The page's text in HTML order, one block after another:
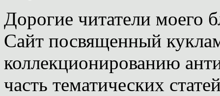
Дорогие читатели моего
Сайт посвященный
коллекционированию
часть тематических